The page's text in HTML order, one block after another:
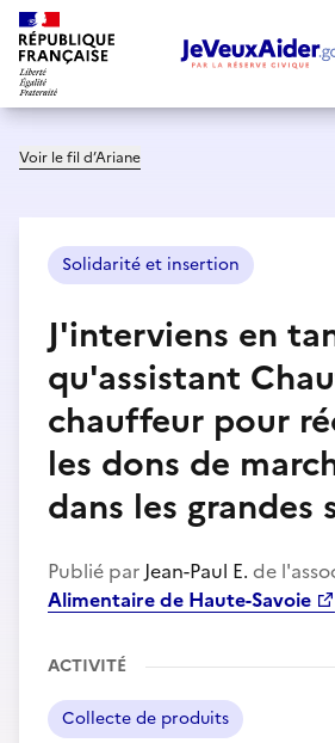
Voir le fil d’Ariane
Solidarité et insertion
J'interviens en
qu'assistant
chauffeur pour
les dons de
dans les grandes
Publié par Jean-Paul E. de
Alimentaire de Haute-Savoie
ACTIVITÉ
Collecte de produits